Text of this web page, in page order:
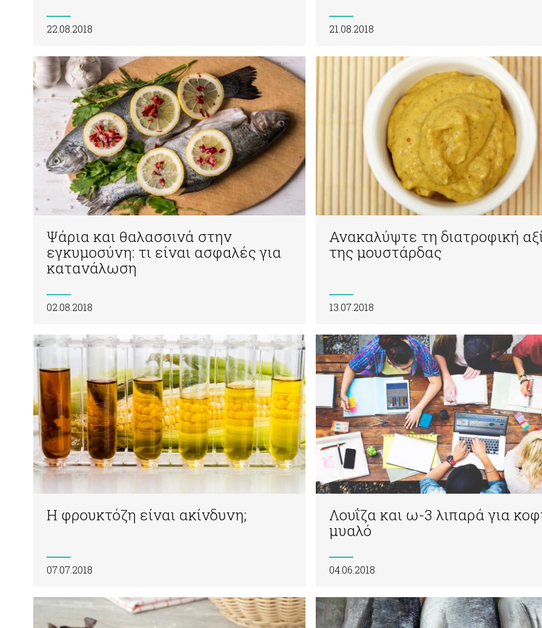
22.08.2018 21.08.2018
Ψάρια και θαλασσινά στην
εγκυμοσύνη: τι είναι ασφαλές για
κατανάλωση
02.08.2018
Ανακαλύψτε τη διατροφική
της μουστάρδας
13.07.2018
Η φρουκτόζη είναι ακίνδυνη;
07.07.2018
Λουΐζα και ω-3 λιπαρά για
μυαλό
04.06.2018